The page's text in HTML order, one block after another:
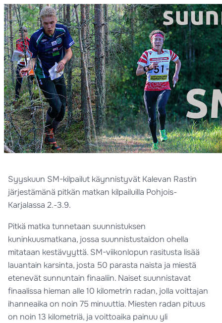
Syyskuun SM-kilpailut käynnistyvät Kalevan Rastin
järjestämänä pitkän matkan kilpailuilla Pohjois-
Karjalassa 2.-3.9.
Pitkä matka tunnetaan suunnistuksen
kuninkuusmatkana, jossa suunnistustaidon ohella
mitataan kestävyyttä. SM-viikonlopun rasitusta lisää
lauantain karsinta, josta 50 parasta naista ja miestä
etenevät sunnuntain finaaliin. Naiset suunnistavat
finaalissa hieman alle 10 kilometrin radan, jolla voittajan
ihanneaika on noin 75 minuuttia. Miesten radan pituus
on noin 13 kilometriä, ja voittoaika painuu yli